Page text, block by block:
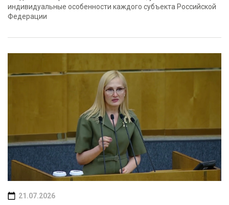
индивидуальные особенности каждого субъекта Российской
Федерации
21.07.2026